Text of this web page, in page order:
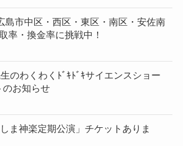
市中区・西区・東区・南区・安佐南
率・換金率に挑戦中！
生のわくわくﾄﾞｷﾄﾞｷサイエンスショー
のお知らせ
ま神楽定期公演」チケットありま